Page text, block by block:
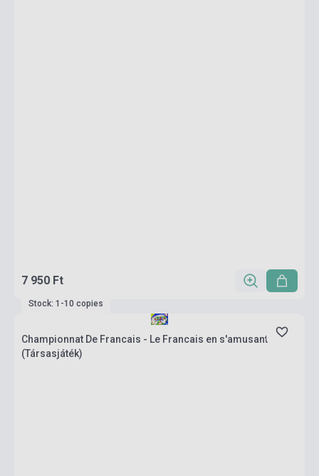
7 950 Ft
Stock: 1-10 copies
Championnat De Francais - Le Francais en s'amusant
(Társasjáték)